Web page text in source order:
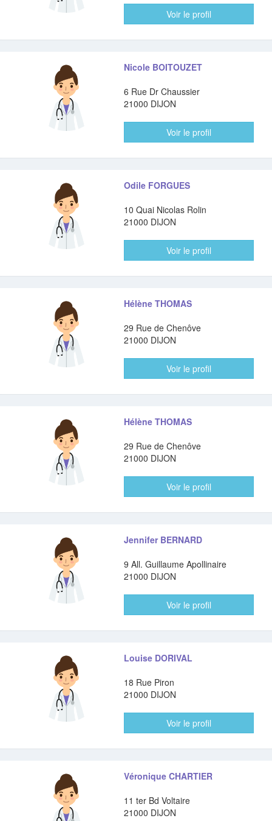
Voir le profil
Nicole BOITOUZET
6 Rue Dr Chaussier
21000 DIJON
Voir le profil
Odile FORGUES
10 Quai Nicolas Rolin
21000 DIJON
Voir le profil
Hélène THOMAS
29 Rue de Chenôve
21000 DIJON
Voir le profil
Hélène THOMAS
29 Rue de Chenôve
21000 DIJON
Voir le profil
Jennifer BERNARD
9 All. Guillaume Apollinaire
21000 DIJON
Voir le profil
Louise DORIVAL
18 Rue Piron
21000 DIJON
Voir le profil
Véronique CHARTIER
11 ter Bd Voltaire
21000 DIJON